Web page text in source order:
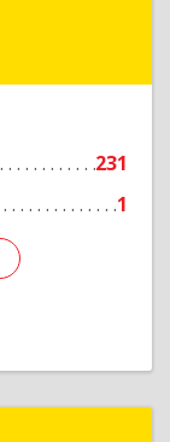
231
1
плюс»
Подробнее